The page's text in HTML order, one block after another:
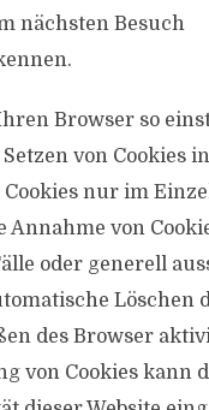
nächsten Besuch
Browser so
Setzen von Cookies
nur im
Annahme von
oder generell
Löschen
des Browser
von Cookies kann